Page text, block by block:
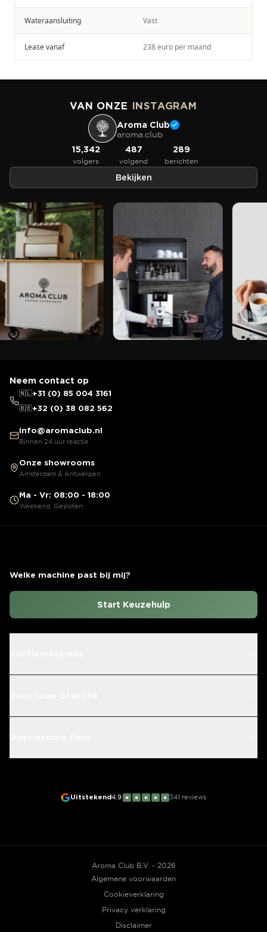
Wateraansluiting Vast
Lease vanaf 238 euro per maand
VAN ONZE INSTAGRAM
Aroma Club
aroma.club
15,342
volgers
487
volgend
289
berichten
Bekijken
Neem contact op
🇳🇱+31 (0) 85 004 3161
🇧🇪+32 (0) 38 082 562
info@aromaclub.nl
Binnen 24 uur reactie
Onze showrooms
Amsterdam & Antwerpen
Ma - Vr: 08:00 - 18:00
Weekend: Gesloten
Welke machine past bij mij?
Start Keuzehulp
Uitstekend4.9 ★ ★ ★ ★ ★ 341 reviews
Aroma Club B.V. - 2026
Algemene voorwaarden
Cookieverklaring
Privacy verklaring
Disclaimer